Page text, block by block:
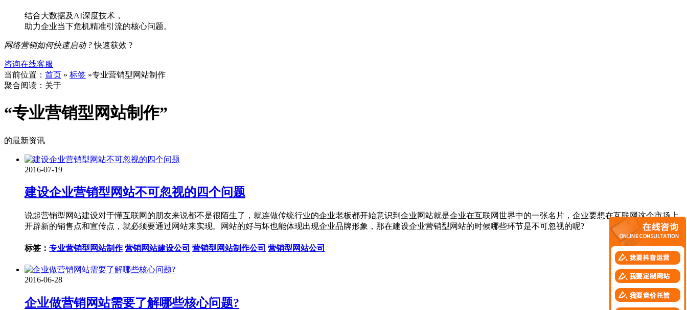
结合大数据及AI深度技术，
助力企业当下危机精准引流的核心问题。
网络营销如何快速启动 ?快速获效 ?
咨询在线客服
当前位置： 首页 » 标签 »专业营销型网站制作
聚合阅读：关于
“专业营销型网站制作”
的最新资讯
2016-07-19
建设企业营销型网站不可忽视的四个问题
说起营销型网站建设对于懂互联网的朋友来说都不是很陌生了，就连做传统行业的企业老板都开始意识到企业网站就是企业在互联网世界中的一张名片，企业要想在互联网这个市场上
开辟新的销售点和宣传点，就必须要通过网站来实现。网站的好与坏也能体现出现企业品牌形象，那在建设企业营销型网站的时候哪些环节是不可忽视的呢?
标签： 专业营销型网站制作 营销网站建设公司 营销型网站制作公司 营销型网站公司
2016-06-28
企业做营销网站需要了解哪些核心问题?